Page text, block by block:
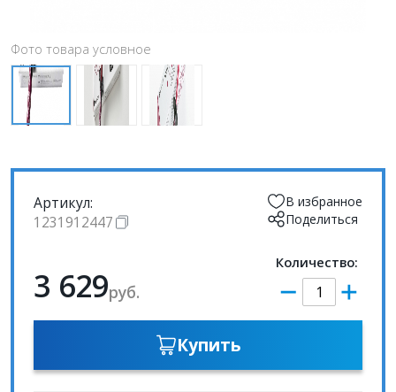
Фото товара условное
Артикул:
1231912447
В избранное
Поделиться
3 629руб.
Количество:
Купить